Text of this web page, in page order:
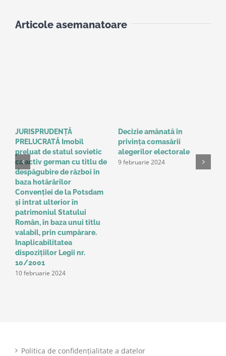
Articole asemanatoare
JURISPRUDENȚĂ
PRELUCRATĂ Imobil
preluat de statul sovietic
ca activ german cu titlu de
despăgubire de război în
baza hotărârilor
Convenţiei de la Potsdam
și intrat ulterior în
patrimoniul Statului
Român, în baza unui titlu
valabil, prin cumpărare.
Inaplicabilitatea
dispozițiilor Legii nr.
10/2001
10 februarie 2024
Decizie amânată în
privinţa comasării
alegerilor electorale
9 februarie 2024
Politica de confidențialitate a datelor